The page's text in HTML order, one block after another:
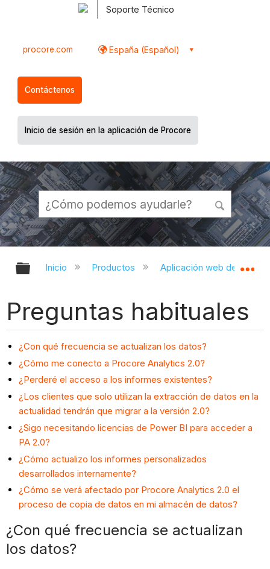
Soporte Técnico
procore.com España (Español)
Contáctenos
Inicio de sesión en la aplicación de Procore
Expandir/contraer jerarquía global
Inicio Productos Aplicación web de
Preguntas habituales
¿Con qué frecuencia se actualizan los datos?
¿Cómo me conecto a Procore Analytics 2.0?
¿Perderé el acceso a los informes existentes?
¿Los clientes que solo utilizan la extracción de datos en la
actualidad tendrán que migrar a la versión 2.0?
¿Sigo necesitando licencias de Power BI para acceder a
PA 2.0?
¿Cómo actualizo los informes personalizados
desarrollados internamente?
¿Cómo se verá afectado por Procore Analytics 2.0 el
proceso de copia de datos en mi almacén de datos?
¿Con qué frecuencia se actualizan
los datos?